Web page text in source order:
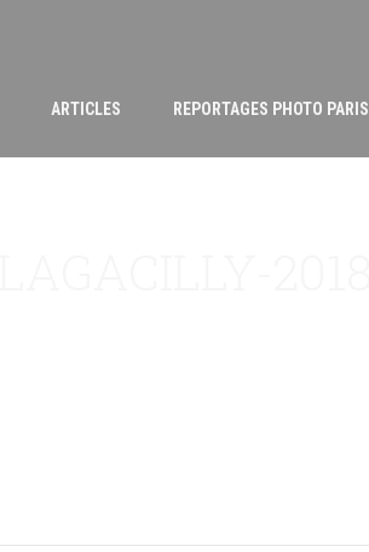
ARTICLES REPORTAGES PHOTO PARIS